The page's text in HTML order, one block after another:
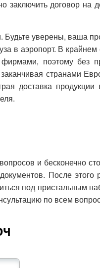
договор на
уверены, ваша
в аэропорт. В
поэтому без
странами
доставка
и бесконечно
После этого
под пристальным
по всем